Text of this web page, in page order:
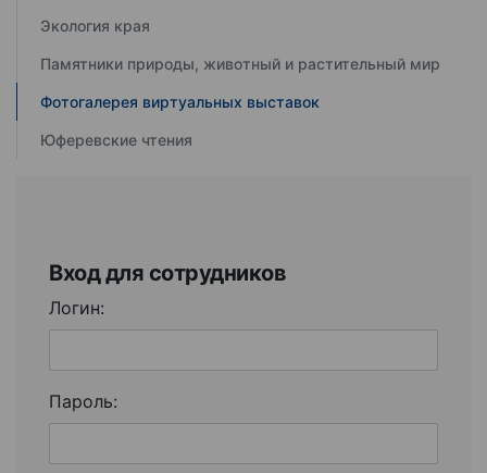
Экология края
Памятники природы, животный и растительный мир
Фотогалерея виртуальных выставок
Юферевские чтения
Вход для сотрудников
Логин:
Пароль: